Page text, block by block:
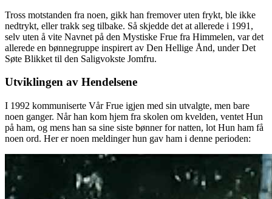
Tross motstanden fra noen, gikk han fremover uten frykt, ble ikke
nedtrykt, eller trakk seg tilbake. Så skjedde det at allerede i 1991,
selv uten å vite Navnet på den Mystiske Frue fra Himmelen, var det
allerede en bønnegruppe inspirert av Den Hellige Ånd, under Det
Søte Blikket til den Saligvokste Jomfru.
Utviklingen av Hendelsene
I 1992 kommuniserte Vår Frue igjen med sin utvalgte, men bare
noen ganger. Når han kom hjem fra skolen om kvelden, ventet Hun
på ham, og mens han sa sine siste bønner for natten, lot Hun ham få
noen ord. Her er noen meldinger hun gav ham i denne perioden: